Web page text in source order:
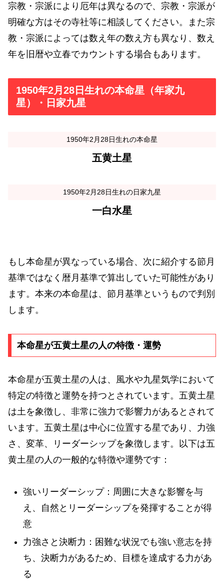
宗教・宗派により厄年は異なるので、宗教・宗派が
明確な方はその寺社等に相談してください。また宗
教・宗派によっては数え年の数え方も異なり、数え
年を旧暦や立春でカウントする場合もあります。
1950年2月28日生れの本命星（年家九
星）・日家九星
1950年2月28日生れの本命星
五黄土星
1950年2月28日生れの日家九星
一白水星
もし本命星が異なっている場合、次に紹介する節月
基準ではなく暦月基準で算出していた可能性があり
ます。本来の本命星は、節月基準というもので判別
します。
本命星が五黄土星の人の特徴・運勢
本命星が五黄土星の人は、風水や九星気学において
特定の特徴と運勢を持つとされています。五黄土星
は土を象徴し、非常に強力で影響力があるとされて
います。五黄土星は中心に位置する星であり、力強
さ、変革、リーダーシップを象徴します。以下は五
黄土星の人の一般的な特徴や運勢です：
強いリーダーシップ：周囲に大きな影響を与
え、自然とリーダーシップを発揮することが得
意
力強さと決断力：困難な状況でも強い意志を持
ち、決断力があるため、目標を達成する力があ
る